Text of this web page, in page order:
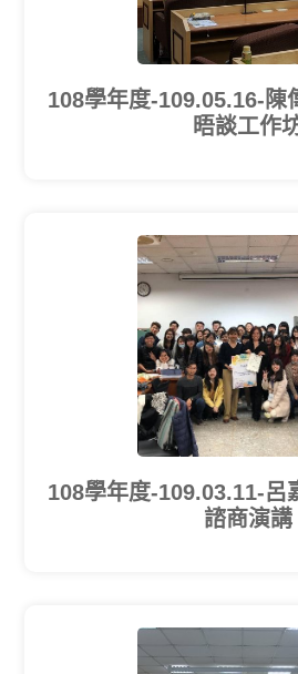
108學年度-109.05.16-陳
晤談工作
108學年度-109.03.11-呂
諮商演講